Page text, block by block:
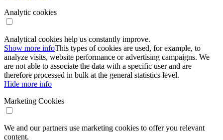
Analytic cookies
Analytical cookies help us constantly improve.
Show more infoThis types of cookies are used, for example, to
analyze visits, website performance or advertising campaigns. We
are not able to associate the data with a specific user and are
therefore processed in bulk at the general statistics level.
Hide more info
Marketing Cookies
We and our partners use marketing cookies to offer you relevant
content.